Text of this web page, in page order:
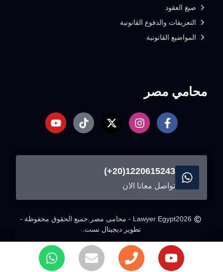
محامي مصر
1220615243(20+)
تواصل معانا الان
2026Lawyer Egypt - محامى مصر.
جميع الحقوق محفوظة -
تطوير ديجيتال نست.
صيغ العقود
التعريفات والدفوع القانونية
المواضيع القانونية